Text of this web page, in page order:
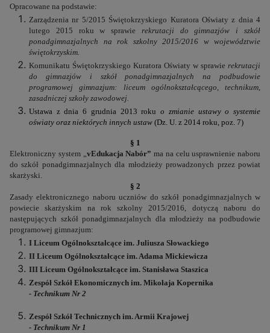
Opracowane na podstawie:
Zarządzenia nr 5/2015 Świętokrzyskiego Kuratora Oświaty z dnia 4
lutego 2015 roku w sprawie rekrutacji do gimnazjów i szkół
ponadgimnazjalnych na rok szkolny 2015/2016 w województwie
świętokrzyskim.
Komunikatu Świętokrzyskiego Kuratora Oświaty w sprawie rekrutacji
do gimnazjów i szkół ponadgimnazjalnych na podbudowie
programowej gimnazjum: liceum ogólnokształcącego, technikum,
zasadniczej szkoły zawodowej.
Ustawa z dnia 6 grudnia 2013 roku o zmianie ustawy o systemie
oświaty oraz niektórych innych ustaw (Dz. U. z 2014 roku, poz. 7)
§ 1
Elektroniczny system „vEdukacja Nabór” ma na celu usprawnienie naboru
do szkół ponadgimnazjalnych dla młodzieży prowadzonych przez powiat
skarżyski.
§ 2
Zasady elektronicznego naboru uczniów do szkół ponadgimnazjalnych w
powiecie skarżyskim na rok szkolny 2015/2016, dotyczą naboru do
następujących szkół ponadgimnazjalnych dla młodzieży na podbudowie
programowej gimnazjum:
I Liceum Ogólnokształcące im. Juliusza Słowackiego
II Liceum Ogólnokształcące im. Adama Mickiewicza
III Liceum Ogólnokształcące im. Stanisława Staszica
Zespół Szkół Ekonomicznych im. Mikołaja Kopernika
- Technikum Nr 2
Zespół Szkół Technicznych im. Armii Krajowej
- Technikum Nr 1